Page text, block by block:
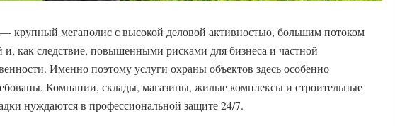
крупный мегаполис с высокой деловой активностью, большим потоком
и, как следствие, повышенными рисками для бизнеса и частной
Именно поэтому услуги охраны объектов здесь особенно
Компании, склады, магазины, жилые комплексы и строительные
нуждаются в профессиональной защите 24/7.